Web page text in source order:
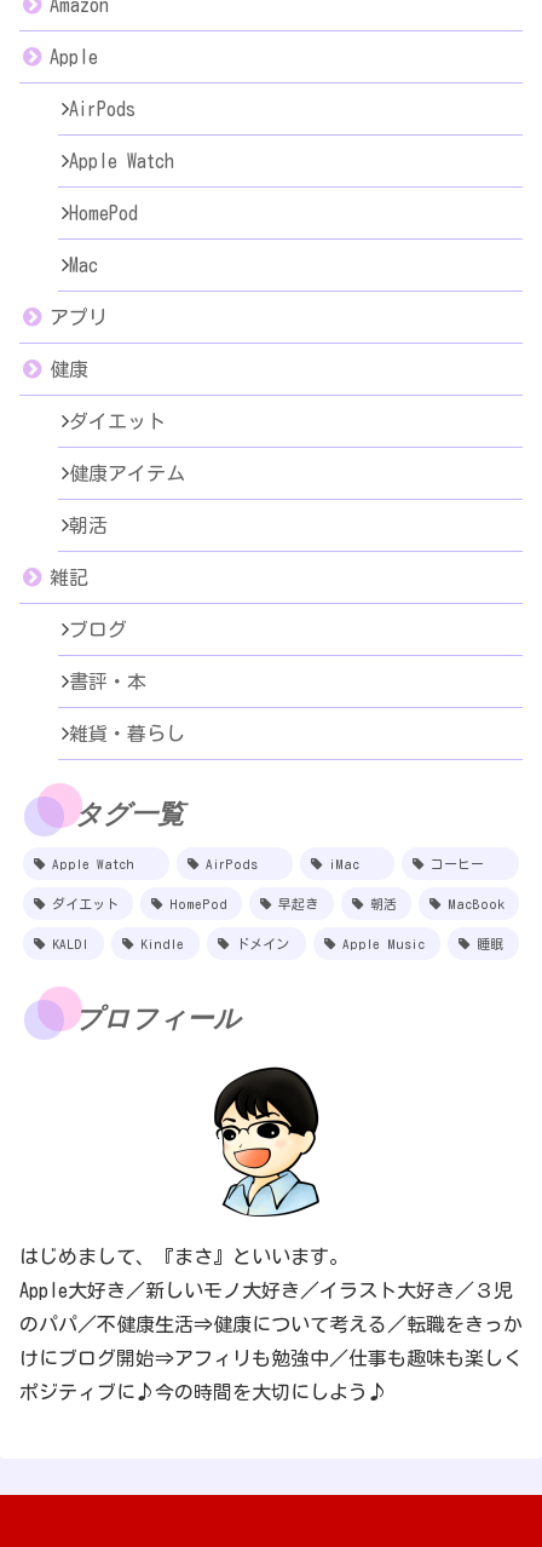
Amazon
Apple
AirPods
Apple Watch
HomePod
Mac
アプリ
健康
ダイエット
健康アイテム
朝活
雑記
ブログ
書評・本
雑貨・暮らし
タグ一覧
Apple Watch AirPods iMac コーヒー
ダイエット HomePod 早起き 朝活 MacBook
KALDI Kindle ドメイン Apple Music 睡眠
プロフィール
はじめまして、『まさ』といいます。
Apple大好き／新しいモノ大好き／イラスト大好き／３児
のパパ／不健康生活⇒健康について考える／転職をきっか
けにブログ開始⇒アフィリも勉強中／仕事も趣味も楽しく
ポジティブに♪今の時間を大切にしよう♪